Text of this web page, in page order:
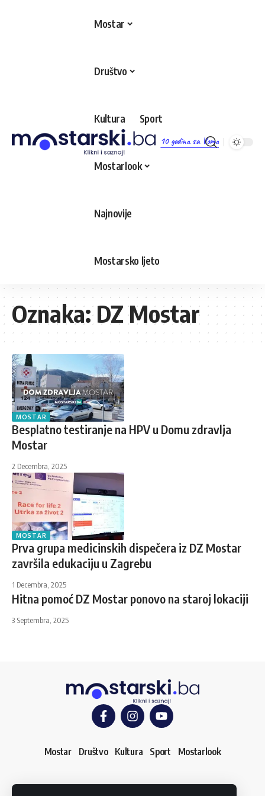
10 godina sa Vama
Mostar
Društvo
Kultura Sport
Mostarlook
Najnovije
Mostarsko ljeto
Oznaka:DZ Mostar
MOSTAR
Besplatno testiranje na HPV u Domu zdravlja
Mostar
2 Decembra, 2025
MOSTAR
Prva grupa medicinskih dispečera iz DZ Mostar
završila edukaciju u Zagrebu
1 Decembra, 2025
Hitna pomoć DZ Mostar ponovo na staroj lokaciji
3 Septembra, 2025
Mostar Društvo Kultura Sport Mostarlook